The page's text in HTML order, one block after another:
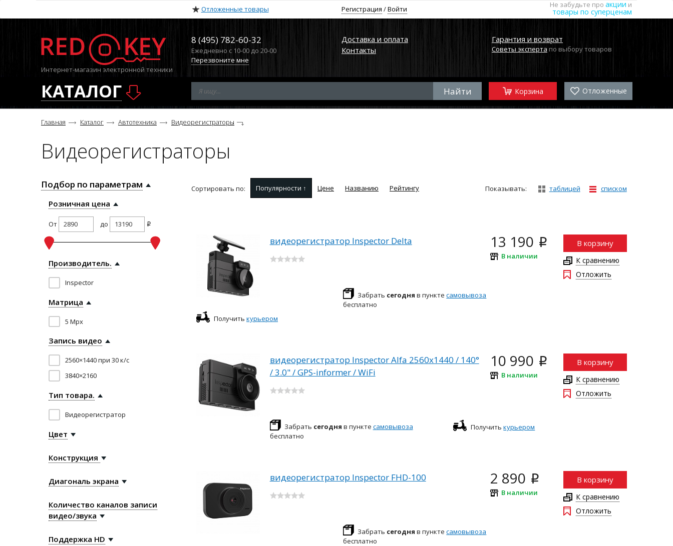
Отложенные товары Регистрация /Войти Не забудьте про акции и
товары по суперценам
Интернет-магазин электронной техники
8 (495) 782-60-32
Ежедневно с 10-00 до 20-00
Перезвоните мне
Доставка и оплата
Контакты
Гарантия и возврат
Советы эксперта по выбору товаров
КАТАЛОГ Корзина Отложенные
Главная Каталог Автотехника Видеорегистраторы
Видеорегистраторы
Подбор по параметрам
Розничная цена
От до i
Производитель.
Inspector
Матрица
5 Mpx
Запись видео
2560×1440 при 30 к/с
3840×2160
Тип товара.
Видеорегистратор
Цвет
Конструкция
Диагональ экрана
Количество каналов записи
видео/звука
Поддержка HD
Сортировать по: Популярности ↑ Цене Названию Рейтингу Показывать: таблицей списком
видеорегистратор Inspector Delta 13 190 i
В наличии
В корзину
К сравнению
Отложить
Забрать сегодня в пунктесамовывоза
бесплатно
Получить курьером
видеорегистратор Inspector Alfa 2560x1440 / 140°
/ 3.0" / GPS-informer / WiFi
10 990 i
В наличии
В корзину
К сравнению
Отложить
Забрать сегодня в пункте самовывоза
бесплатно
Получитькурьером
видеорегистратор Inspector FHD-100 2 890 i
В наличии
В корзину
К сравнению
Отложить
Забрать сегодня в пунктесамовывоза
бесплатно